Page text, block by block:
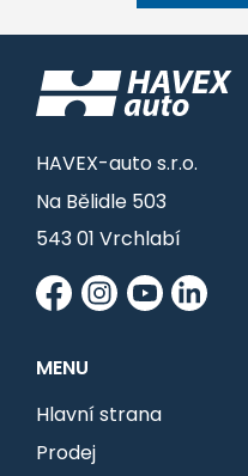
HAVEX-auto s.r.o.
Na Bělidle 503
543 01 Vrchlabí
MENU
Hlavní strana
Prodej